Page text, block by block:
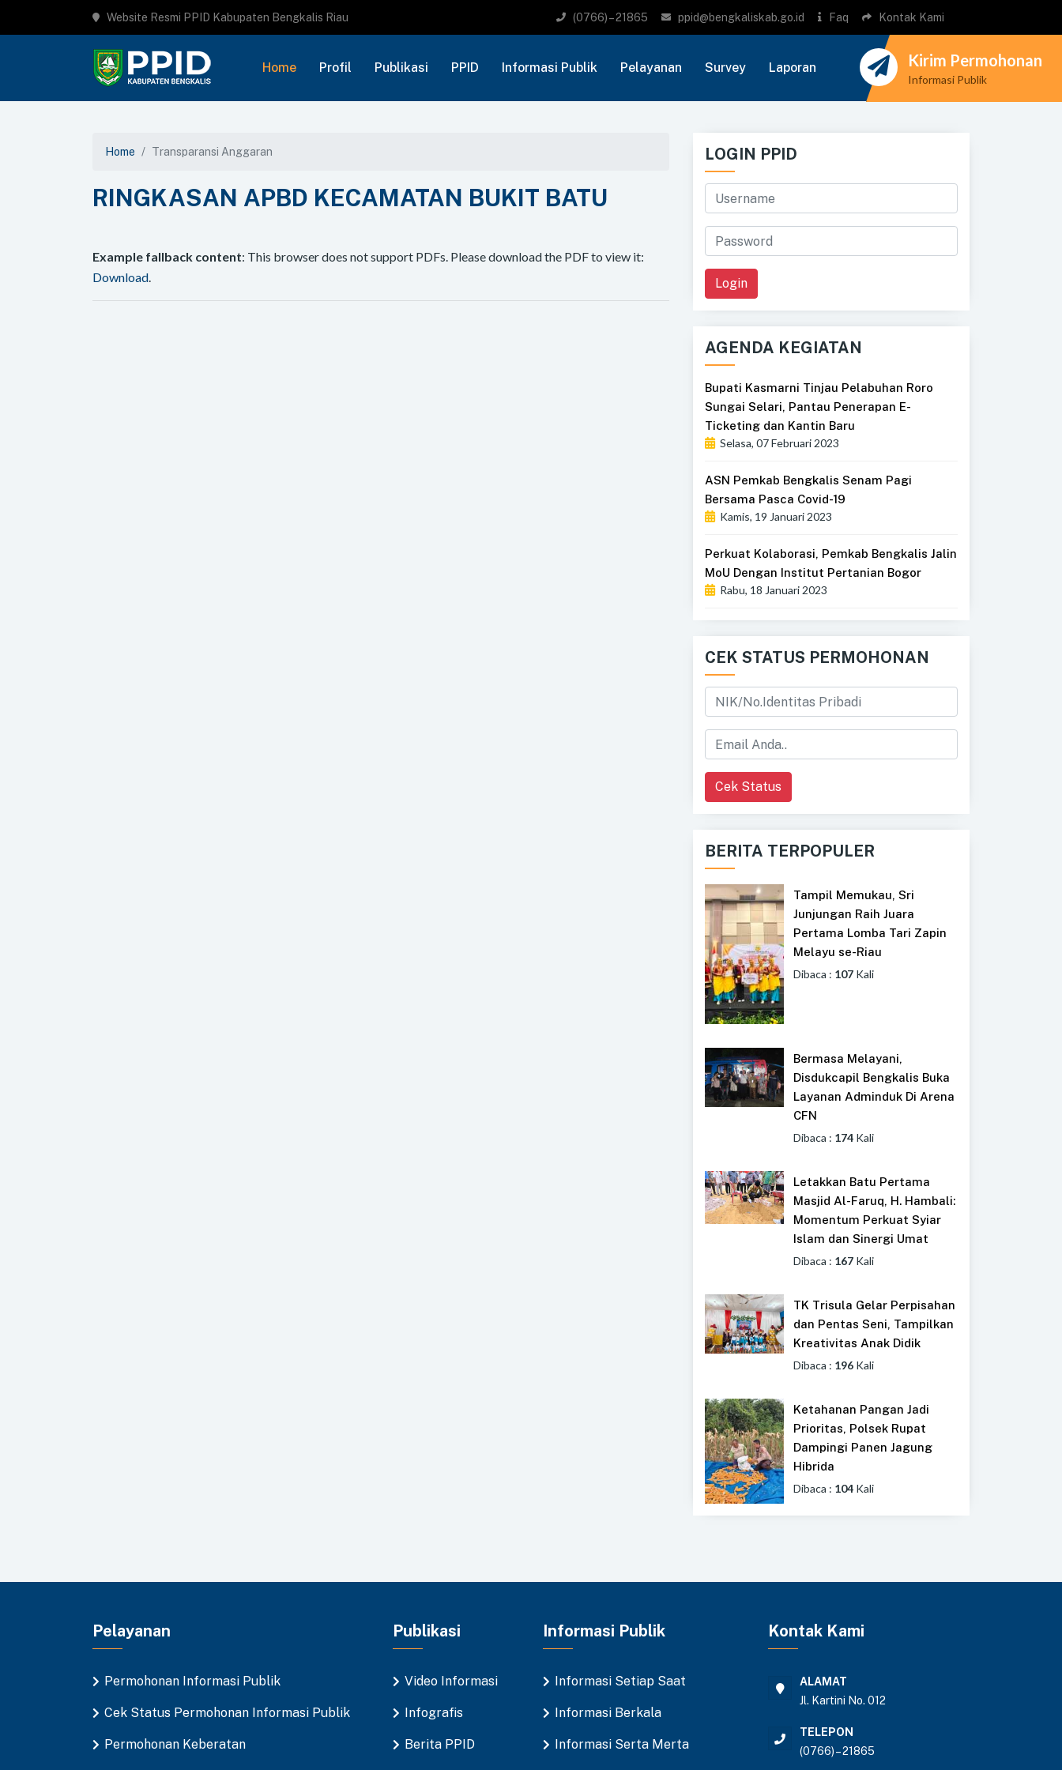
Website Resmi PPID Kabupaten Bengkalis Riau (0766) – 21865 ppid@bengkaliskab.go.id Faq Kontak Kami
Home Profil Publikasi PPID Informasi Publik Pelayanan Survey Laporan Kirim Permohonan
Informasi Publik
Home Transparansi Anggaran
RINGKASAN APBD KECAMATAN BUKIT BATU
Example fallback content: This browser does not support PDFs. Please download the PDF to view it:
Download.
LOGIN PPID
Login
AGENDA KEGIATAN
Bupati Kasmarni Tinjau Pelabuhan Roro
Sungai Selari, Pantau Penerapan E-
Ticketing dan Kantin Baru
Selasa, 07 Februari 2023
ASN Pemkab Bengkalis Senam Pagi
Bersama Pasca Covid-19
Kamis, 19 Januari 2023
Perkuat Kolaborasi, Pemkab Bengkalis Jalin
MoU Dengan Institut Pertanian Bogor
Rabu, 18 Januari 2023
CEK STATUS PERMOHONAN
Cek Status
BERITA TERPOPULER
Tampil Memukau, Sri
Junjungan Raih Juara
Pertama Lomba Tari Zapin
Melayu se-Riau
Dibaca : 107 Kali
Bermasa Melayani,
Disdukcapil Bengkalis Buka
Layanan Adminduk Di Arena
CFN
Dibaca : 174 Kali
Letakkan Batu Pertama
Masjid Al-Faruq, H. Hambali:
Momentum Perkuat Syiar
Islam dan Sinergi Umat
Dibaca : 167 Kali
TK Trisula Gelar Perpisahan
dan Pentas Seni, Tampilkan
Kreativitas Anak Didik
Dibaca : 196 Kali
Ketahanan Pangan Jadi
Prioritas, Polsek Rupat
Dampingi Panen Jagung
Hibrida
Dibaca : 104 Kali
Pelayanan
Permohonan Informasi Publik
Cek Status Permohonan Informasi Publik
Permohonan Keberatan
Publikasi
Video Informasi
Infografis
Berita PPID
Informasi Publik
Informasi Setiap Saat
Informasi Berkala
Informasi Serta Merta
Kontak Kami
ALAMAT
Jl. Kartini No. 012
TELEPON
(0766) – 21865